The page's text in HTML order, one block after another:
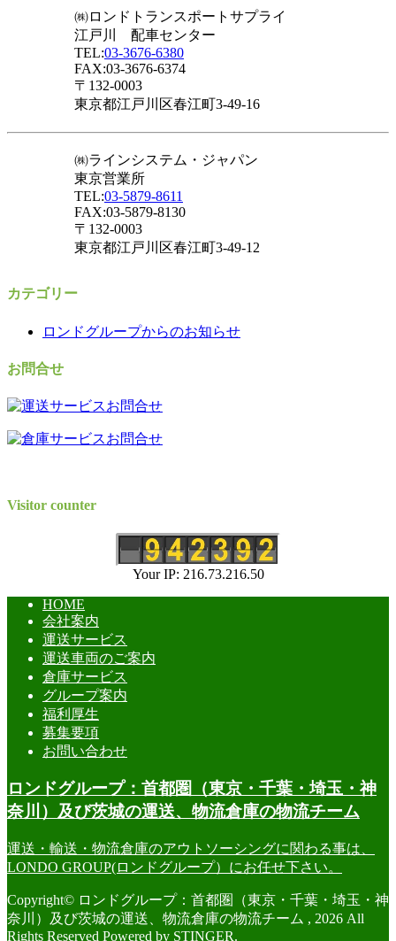
㈱ロンドトランスポートサプライ
江戸川 配車センター
TEL:03-3676-6380
FAX:03-3676-6374
〒132-0003
東京都江戸川区春江町3-49-16
㈱ラインシステム・ジャパン
東京営業所
TEL:03-5879-8611
FAX:03-5879-8130
〒132-0003
東京都江戸川区春江町3-49-12
カテゴリー
ロンドグループからのお知らせ
お問合せ
Visitor counter
Your IP: 216.73.216.50
HOME
会社案内
運送サービス
運送車両のご案内
倉庫サービス
グループ案内
福利厚生
募集要項
お問い合わせ
ロンドグループ：首都圏（東京・千葉・埼玉・神
奈川）及び茨城の運送、物流倉庫の物流チーム
運送・輸送・物流倉庫のアウトソーシングに関わる事は、
LONDO GROUP(ロンドグループ）にお任せ下さい。
Copyright© ロンドグループ：首都圏（東京・千葉・埼玉・神
奈川）及び茨城の運送、物流倉庫の物流チーム , 2026 All
Rights Reserved Powered by STINGER.